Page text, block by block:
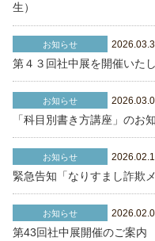
生）
お知らせ
第４３回社中展を開催いた
お知らせ
「科目別書き方講座」の
お知らせ
緊急告知「なりすまし詐欺
お知らせ
第43回社中展開催のご案内